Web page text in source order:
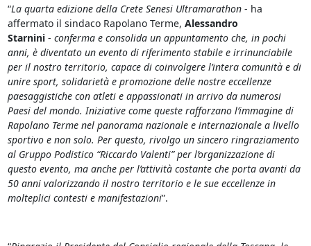
“La quarta edizione della Crete Senesi Ultramarathon- ha
affermato il sindaco Rapolano Terme, Alessandro
Starnini- conferma e consolida un appuntamento che, in pochi
anni, è diventato un evento di riferimento stabile e irrinunciabile
per il nostro territorio, capace di coinvolgere l’intera comunità e di
unire sport, solidarietà e promozione delle nostre eccellenze
paesaggistiche con atleti e appassionati in arrivo da numerosi
Paesi del mondo. Iniziative come queste rafforzano l’immagine di
Rapolano Terme nel panorama nazionale e internazionale a livello
sportivo e non solo. Per questo, rivolgo un sincero ringraziamento
al Gruppo Podistico “Riccardo Valenti” per l’organizzazione di
questo evento, ma anche per l’attività costante che porta avanti da
50 anni valorizzando il nostro territorio e le sue eccellenze in
molteplici contesti e manifestazioni”.